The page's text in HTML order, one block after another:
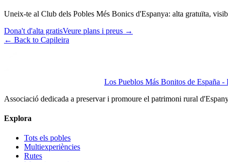
Uneix-te al Club dels Pobles Més Bonics d'Espanya: alta gratuïta,
Dona't d'alta gratisVeure plans i preus →
← Back to Capileira
Los Pueblos Más Bonitos de España -
Associació dedicada a preservar i promoure el patrimoni rural
Explora
Tots els pobles
Multiexperiències
Rutes